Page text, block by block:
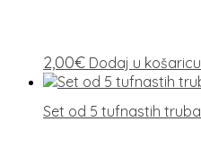
2,00€ Dodaj u košaricu
Set od 5 tufnastih truba